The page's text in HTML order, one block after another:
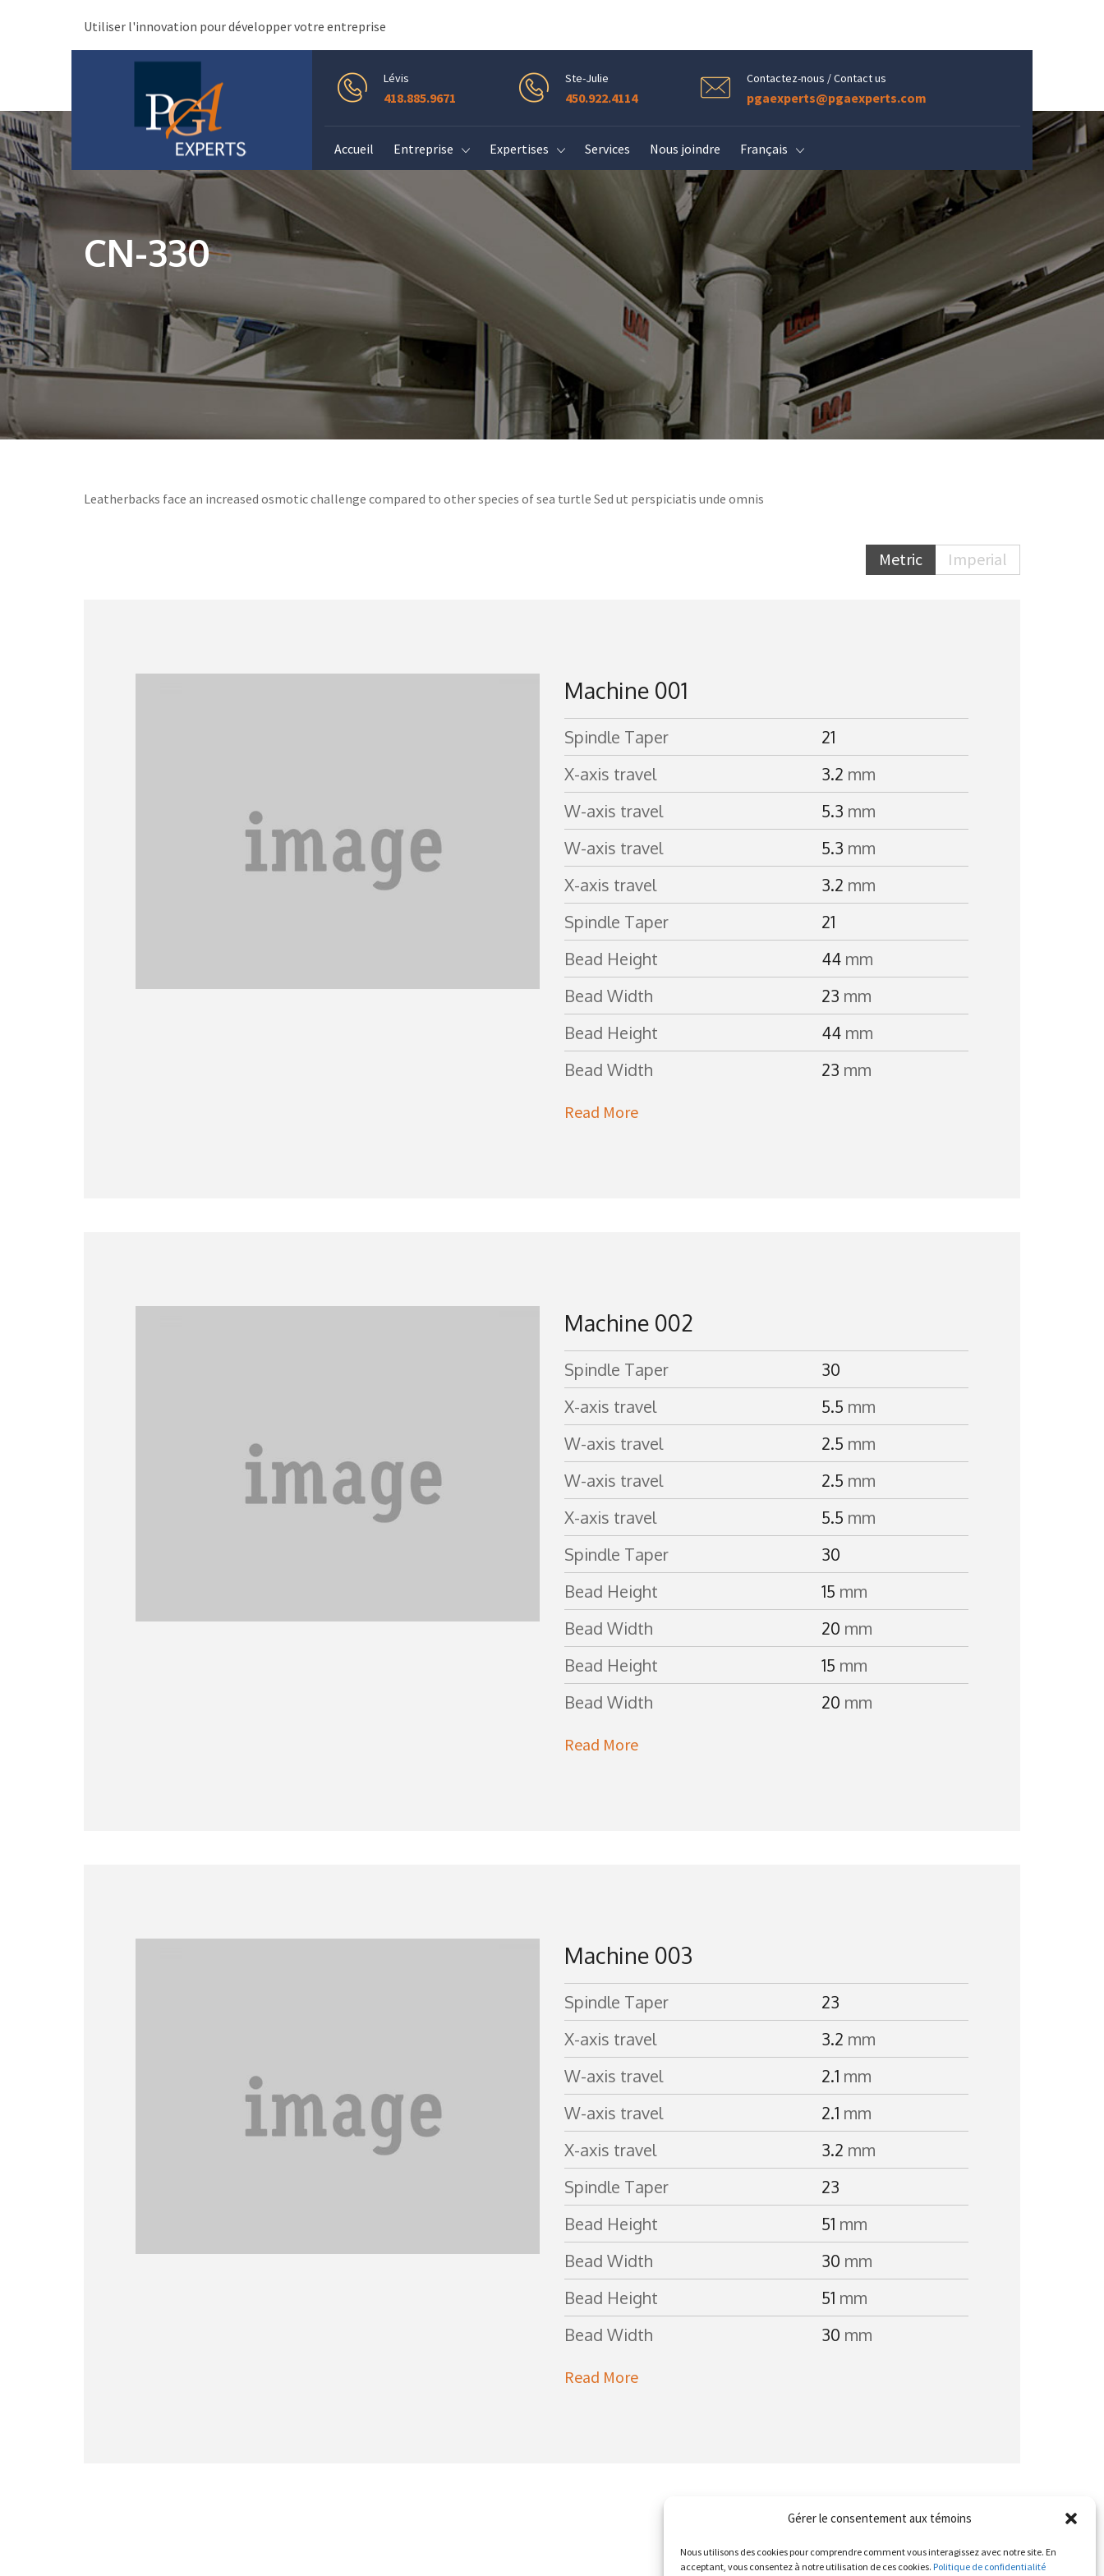
Gérer le consentement aux témoins
Nous utilisons des cookies pour comprendre comment vous interagissez avec notre site. En
acceptant, vous consentez à notre utilisation de ces cookies. Politique de confidentialité
Utiliser l'innovation pour développer votre entreprise
Lévis
418.885.9671
Ste-Julie
450.922.4114
Contactez-nous / Contact us
pgaexperts@pgaexperts.com
Accueil Entreprise Expertises Services Nous joindre Français
CN-330
Leatherbacks face an increased osmotic challenge compared to other species of sea turtle Sed ut perspiciatis unde omnis
Metric Imperial
Machine 001
Spindle Taper
21
X-axis travel
3.2 mm
W-axis travel
5.3 mm
W-axis travel
5.3 mm
X-axis travel
3.2 mm
Spindle Taper
21
Bead Height
44 mm
Bead Width
23 mm
Bead Height
44 mm
Bead Width
23 mm
Read More
Machine 002
Spindle Taper
30
X-axis travel
5.5 mm
W-axis travel
2.5 mm
W-axis travel
2.5 mm
X-axis travel
5.5 mm
Spindle Taper
30
Bead Height
15 mm
Bead Width
20 mm
Bead Height
15 mm
Bead Width
20 mm
Read More
Machine 003
Spindle Taper
23
X-axis travel
3.2 mm
W-axis travel
2.1 mm
W-axis travel
2.1 mm
X-axis travel
3.2 mm
Spindle Taper
23
Bead Height
51 mm
Bead Width
30 mm
Bead Height
51 mm
Bead Width
30 mm
Read More